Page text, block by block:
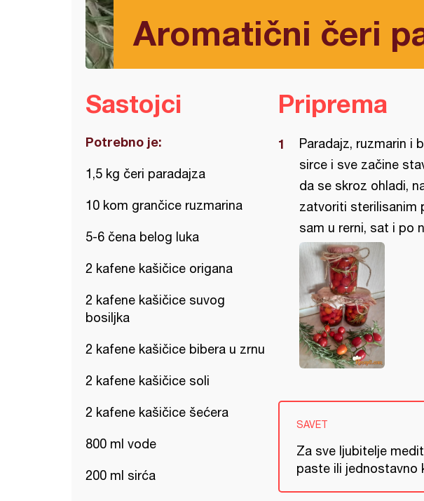
Aromatični čeri
Sastojci
Potrebno je:
1,5 kg čeri paradajza
10 kom grančice ruzmarina
5-6 čena belog luka
2 kafene kašičice origana
2 kafene kašičice suvog
bosiljka
2 kafene kašičice bibera u zrnu
2 kafene kašičice soli
2 kafene kašičice šećera
800 ml vode
200 ml sirća
Priprema
Paradajz, ruzmarin i
sirce i sve začine
da se skroz ohladi,
zatvoriti sterilisanim
sam u rerni, sat i po
SAVET
Za sve ljubitelje
paste ili jednostavno